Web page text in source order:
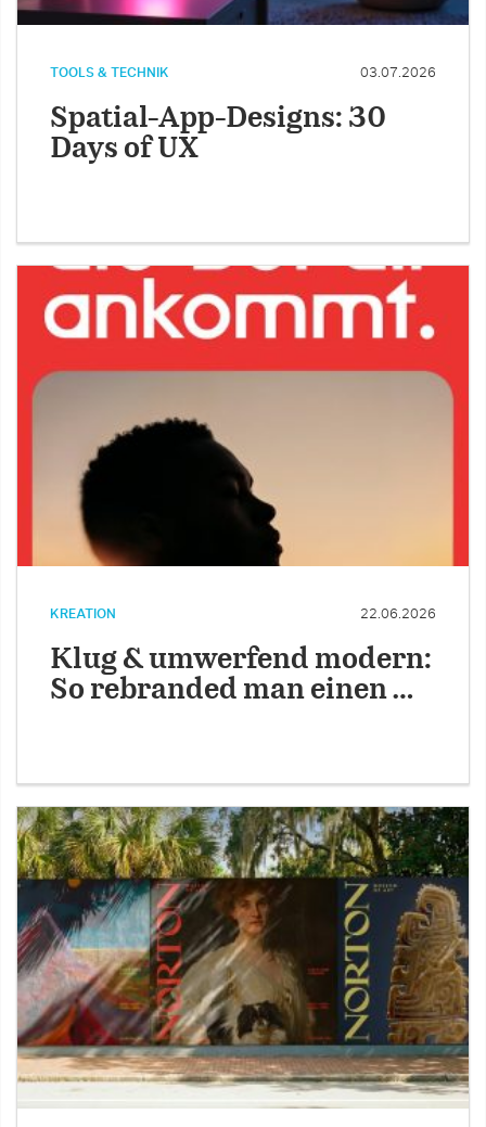
TOOLS & TECHNIK 03.07.2026
Spatial-App-Designs: 30
Days of UX
KREATION 22.06.2026
Klug & umwerfend modern:
So rebranded man einen …